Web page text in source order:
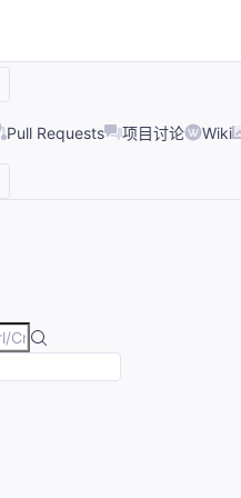
Pull Requests 项目讨论 Wiki